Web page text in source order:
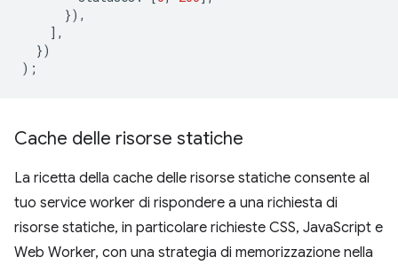
}),
],
})
);
Cache delle risorse statiche
La ricetta della cache delle risorse statiche consente al
tuo service worker di rispondere a una richiesta di
risorse statiche, in particolare richieste CSS, JavaScript e
Web Worker, con una strategia di memorizzazione nella